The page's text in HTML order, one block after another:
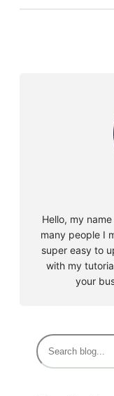
Hello, my
many people I
super easy to
with my
your
B
u